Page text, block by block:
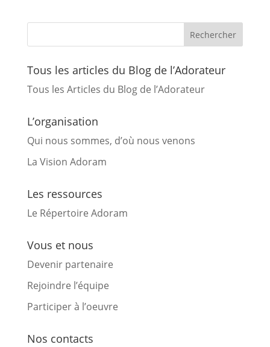
Tous les articles du Blog de l’Adorateur
Tous les Articles du Blog de l’Adorateur
L’organisation
Qui nous sommes, d’où nous venons
La Vision Adoram
Les ressources
Le Répertoire Adoram
Vous et nous
Devenir partenaire
Rejoindre l’équipe
Participer à l’oeuvre
Nos contacts